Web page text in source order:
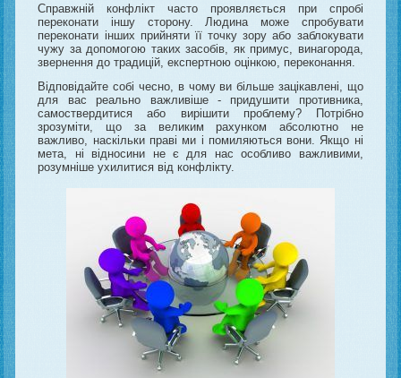
Справжній конфлікт часто проявляється при спробі
переконати іншу сторону. Людина може спробувати
переконати інших прийняти її точку зору або заблокувати
чужу за допомогою таких засобів, як примус, винагорода,
звернення до традицій, експертною оцінкою, переконання.
Відповідайте собі чесно, в чому ви більше зацікавлені, що
для вас реально важливіше - придушити противника,
самоствердитися або вирішити проблему? Потрібно
зрозуміти, що за великим рахунком абсолютно не
важливо, наскільки праві ми і помиляються вони. Якщо ні
мета, ні відносини не є для нас особливо важливими,
розумніше ухилитися від конфлікту.